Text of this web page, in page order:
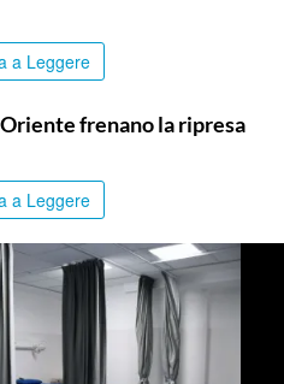
a Leggere
frenano la ripresa
a Leggere